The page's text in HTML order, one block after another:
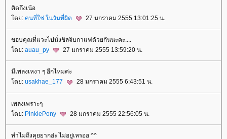
คิดถึงเน้อ
ดย: คนที่ใช่ ในวันที่ผิด 27 มกราคม 2555 13:01:25 น.
ขอบคุณที่แวะไปนั่งชิลจิบกาแฟด้วยกันนะคะ....
ดย: auau_py 27 มกราคม 2555 13:59:20 น.
มีเพลงเหงา ๆ อีกไหมค่ะ
ดย: usakhae_177 28 มกราคม 2555 6:43:51 น.
เพลงเพราะๆ
ดย: PinkiePony 28 มกราคม 2555 22:56:05 น.
ทำไมถึงคุยยากอ่ะ ไม่อยู่เหรออ ^^